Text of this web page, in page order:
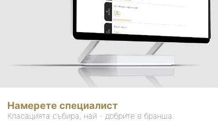
Намерете специалист
Класацията събира, най - добрите в бранша.